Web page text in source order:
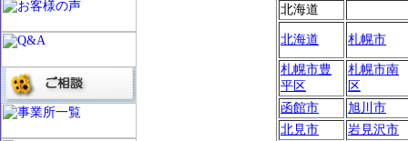
北海道
北海道 札幌市
札幌市豊
平区
札幌市南
区
函館市
旭川市
北見市
岩見沢市